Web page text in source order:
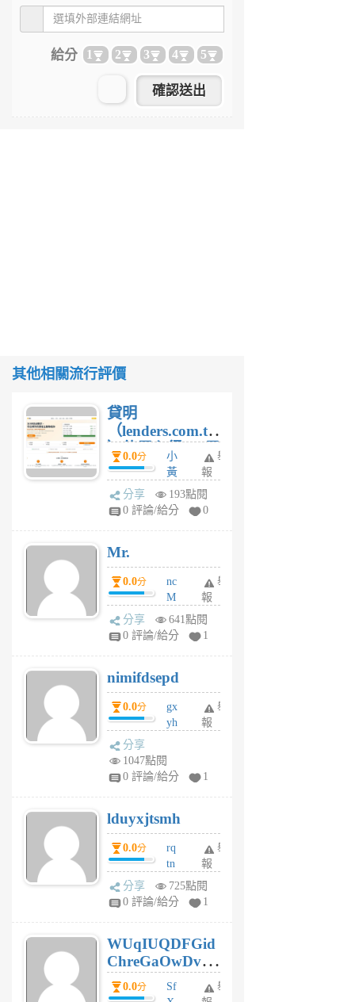
給分 1 2 3 4 5
其他相關流行評價
貸明
（lenders.com.tw
）使用心得 — 民
間貸款比較平台
體驗
0.0分
小
黃
蜂
1
舉
報
分享
193點閱
0 評論/給分
0
Mr.
0.0分
nc
M
U
F
U
5
個
月
舉
報
分享
641點閱
0 評論/給分
1
nimifdsepd
0.0分
gx
yh
jl
月
前
舉
報
分享
1047點閱
0 評論/給分
1
lduyxjtsmh
0.0分
rq
tn
jt
gl
個
月
前
舉
報
分享
725點閱
0 評論/給分
1
WUqIUQDFGid
ChreGaOwDv
dY0.0分
Sf
舉